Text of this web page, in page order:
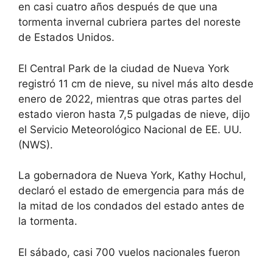
en casi cuatro años después de que una
tormenta invernal cubriera partes del noreste
de Estados Unidos.
El Central Park de la ciudad de Nueva York
registró 11 cm de nieve, su nivel más alto desde
enero de 2022, mientras que otras partes del
estado vieron hasta 7,5 pulgadas de nieve, dijo
el Servicio Meteorológico Nacional de EE. UU.
(NWS).
La gobernadora de Nueva York, Kathy Hochul,
declaró el estado de emergencia para más de
la mitad de los condados del estado antes de
la tormenta.
El sábado, casi 700 vuelos nacionales fueron